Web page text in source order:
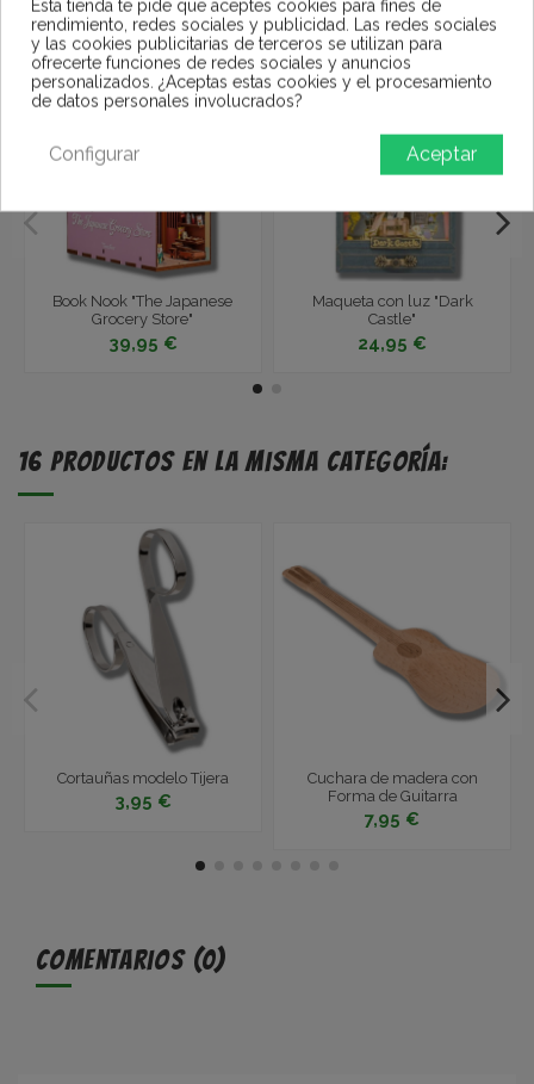
Book Nook "The Japanese
Grocery Store"
39,95 €
Maqueta con luz "Dark
Castle"
24,95 €
16 productos en la misma categoría:
Cortauñas modelo Tijera
3,95 €
Cuchara de madera con
Forma de Guitarra
7,95 €
Comentarios (0)
Esta tienda te pide que aceptes cookies para fines de
rendimiento, redes sociales y publicidad. Las redes sociales
y las cookies publicitarias de terceros se utilizan para
ofrecerte funciones de redes sociales y anuncios
personalizados. ¿Aceptas estas cookies y el procesamiento
de datos personales involucrados?
Aceptar
Configurar